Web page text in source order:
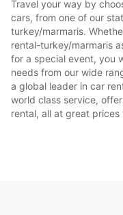
Travel your way by
cars, from one of our
turkey/marmaris.
rental-turkey/marmaris
for a special event, you
needs from our wide
a global leader in car
world class service,
rental, all at great